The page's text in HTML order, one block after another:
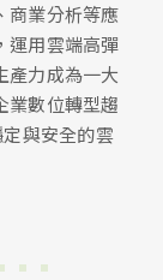
商業分析等應
運用雲端高彈
產力成為一大
業數位轉型趨
與安全的雲